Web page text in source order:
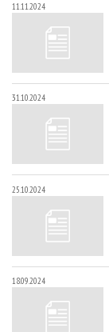
11.11.2024
31.10.2024
25.10.2024
18.09.2024